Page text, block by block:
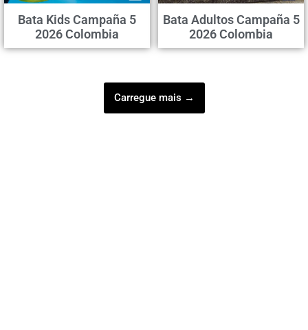
Bata Kids Campaña 5
2026 Colombia
Bata Adultos Campaña 5
2026 Colombia
Carregue mais →